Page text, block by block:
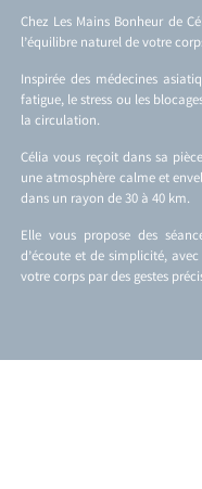
Chez Les Mains Bonheur de
l’équilibre naturel de votre
Inspirée des médecines
fatigue, le stress ou les
la circulation.
Célia vous reçoit dans sa
une atmosphère calme et
dans un rayon de 30 à 40 km.
Elle vous propose des
d’écoute et de simplicité,
votre corps par des gestes